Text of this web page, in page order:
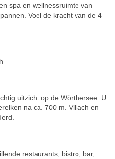
spa en wellnessruimte van
Voel de kracht van de 4
uitzicht op de Wörthersee. U
na ca. 700 m. Villach en
restaurants, bistro, bar,